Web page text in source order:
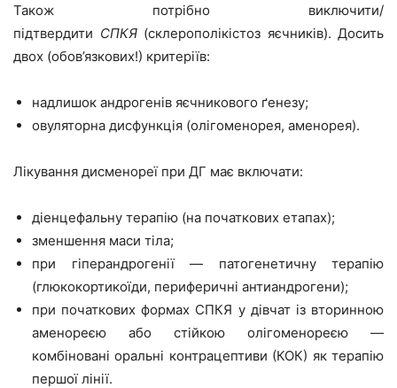
Також потрібно виключити/
підтвердити СПКЯ(склерополікістоз яєчників). Досить
двох (обов’язкових!) критеріїв:
надлишок андрогенів яєчникового ґенезу;
овуляторна дисфункція (олігоменорея, аменорея).
Лікування дисменореї при ДГ має включати:
діенцефальну терапію (на початкових етапах);
зменшення маси тіла;
при гіперандрогенії — патогенетичну терапію
(глюкокортикоїди, периферичні антиандрогени);
при початкових формах СПКЯ у дівчат із вторинною
аменореєю або стійкою олігоменореєю —
комбіновані оральні контрацептиви (КОК) як терапію
першої лінії.